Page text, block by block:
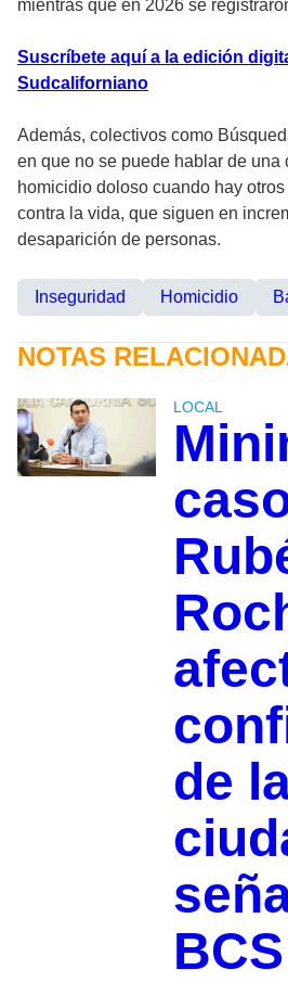
mientras que en 2026 se
Suscríbete aquí a la edición
Sudcaliforniano
Además, colectivos como
en que no se puede hablar de una
homicidio doloso cuando hay
contra la vida, que siguen en
desaparición de personas.
Inseguridad Homicidio
NOTAS
LOCAL
de
BCS